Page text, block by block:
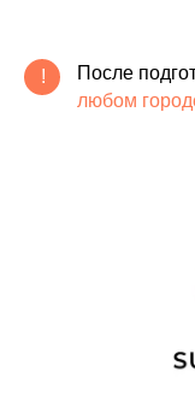
! После
любом